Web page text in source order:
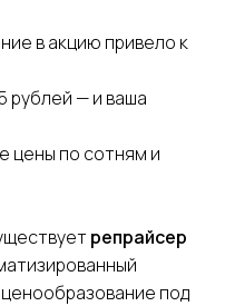
в акцию привело к
рублей — и ваша
цены по сотням и
репрайсер
под